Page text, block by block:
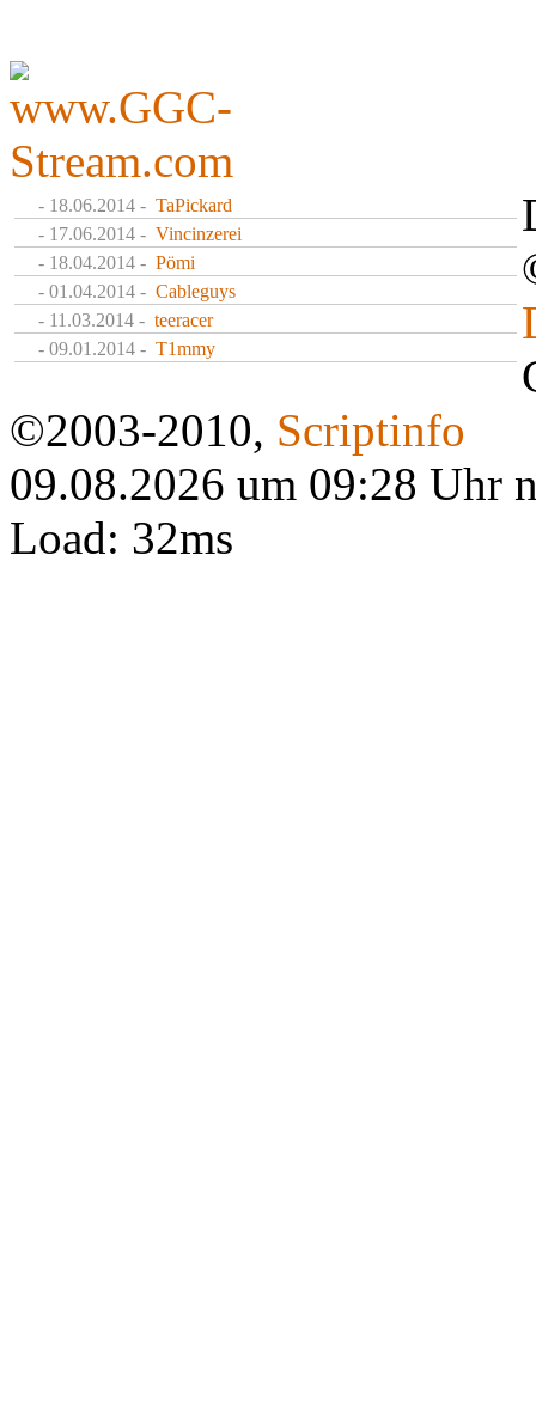
- 18.06.2014 - TaPickard
- 17.06.2014 - Vincinzerei
- 18.04.2014 - Pömi
- 01.04.2014 - Cableguys
- 11.03.2014 - teeracer
- 09.01.2014 - T1mmy
©2003-2010, Scriptinfo
09.08.2026 um 09:28 Uhr
Load: 32ms